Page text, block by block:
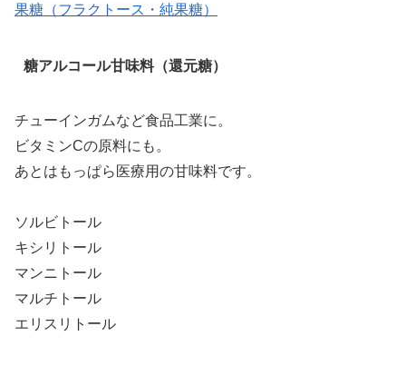
果糖（フラクトース・純果糖）
糖アルコール甘味料（還元糖）
チューインガムなど食品工業に。
ビタミンCの原料にも。
あとはもっぱら医療用の甘味料です。
ソルビトール
キシリトール
マンニトール
マルチトール
エリスリトール